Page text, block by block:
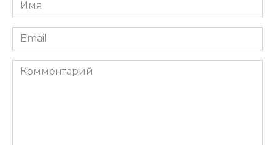
*
Email
*
Комментарий